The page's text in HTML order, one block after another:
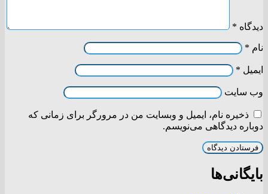
دیدگاه *
نام *
ایمیل *
وب‌ سایت
ذخیره نام، ایمیل و وبسایت من در مرورگر برای زمانی که
دوباره دیدگاهی می‌نویسم.
بایگانی‌ها